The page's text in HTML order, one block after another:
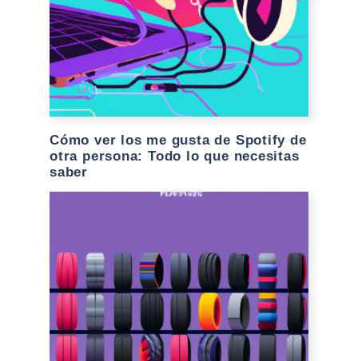
Cómo ver los me gusta de Spotify de
otra persona: Todo lo que necesitas
saber